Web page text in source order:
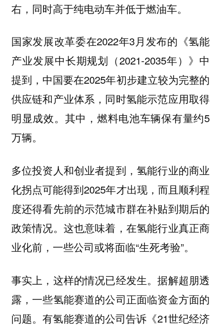
右，同时高于纯电动车并低于燃油车。
国家发展改革委在2022年3月发布的《氢能
产业发展中长期规划（2021-2035年）》中
提到，中国要在2025年初步建立较为完整的
供应链和产业体系，同时氢能示范应用取得
明显成效。其中，燃料电池车辆保有量约5
万辆。
多位投资人和创业者提到，氢能行业的商业
化拐点可能得到2025年才出现，而且顺利程
度还得看先前的示范城市群在补贴到期后的
政策情况。这也意味着，在氢能行业真正商
业化前，一些公司或将面临“生死考验”。
事实上，这样的情况已经发生。据解超朋透
露，一些氢能赛道的公司正面临资金方面的
问题。有氢能赛道的公司告诉《21世纪经济